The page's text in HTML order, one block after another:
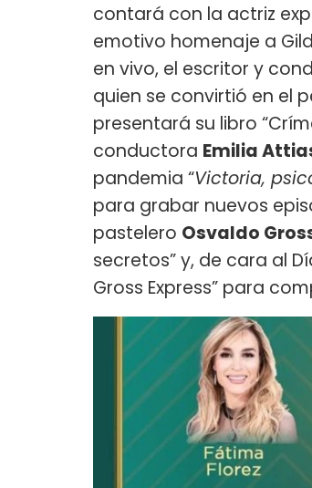
contará con la actriz
emotivo homenaje a
en vivo, el escritor y
quien se convirtió en el
presentará su libro
conductora Emilia
pandemia “Victoria,
para grabar nuevos
pastelero Osvaldo
secretos” y, de cara al
Gross Express” para